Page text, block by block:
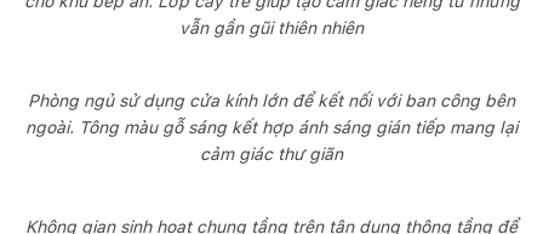
vẫn gần gũi thiên nhiên
Phòng ngủ sử dụng cửa kính lớn để kết nối với ban công bên
ngoài. Tông màu gỗ sáng kết hợp ánh sáng gián tiếp mang lại
cảm giác thư giãn
Không gian sinh hoạt chung tầng trên tận dụng thông tầng để